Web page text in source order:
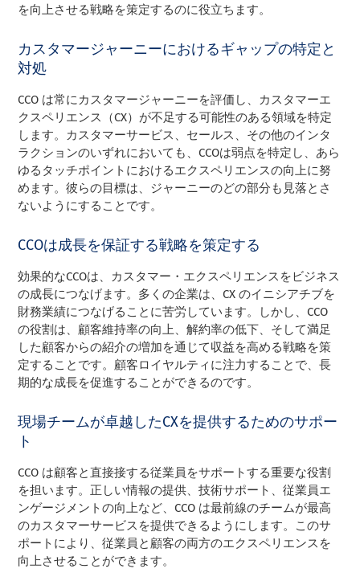
を向上させる戦略を策定するのに役立ちます。
カスタマージャーニーにおけるギャップの特定と
対処
CCO は常にカスタマージャーニーを評価し、カスタマーエ
クスペリエンス（CX）が不足する可能性のある領域を特定
します。カスタマーサービス、セールス、その他のインタ
ラクションのいずれにおいても、CCOは弱点を特定し、あら
ゆるタッチポイントにおけるエクスペリエンスの向上に努
めます。彼らの目標は、ジャーニーのどの部分も見落とさ
ないようにすることです。
CCOは成長を保証する戦略を策定する
効果的なCCOは、カスタマー・エクスペリエンスをビジネス
の成長につなげます。多くの企業は、CX のイニシアチブを
財務業績につなげることに苦労しています。しかし、CCO
の役割は、顧客維持率の向上、解約率の低下、そして満足
した顧客からの紹介の増加を通じて収益を高める戦略を策
定することです。顧客ロイヤルティに注力することで、長
期的な成長を促進することができるのです。
現場チームが卓越したCXを提供するためのサポー
ト
CCO は顧客と直接接する従業員をサポートする重要な役割
を担います。正しい情報の提供、技術サポート、従業員エ
ンゲージメントの向上など、CCO は最前線のチームが最高
のカスタマーサービスを提供できるようにします。このサ
ポートにより、従業員と顧客の両方のエクスペリエンスを
向上させることができます。